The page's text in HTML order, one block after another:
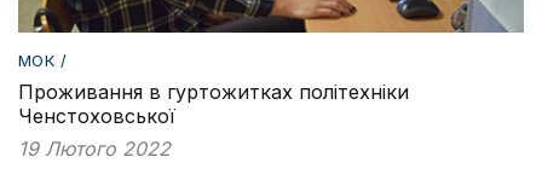
МОК /
Проживання в гуртожитках політехніки
Ченстоховської
19 Лютого 2022